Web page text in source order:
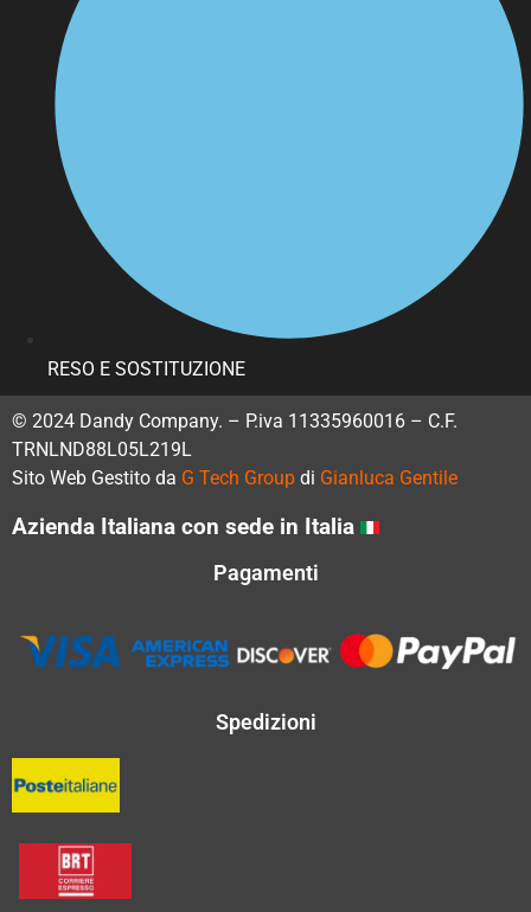
RESO E SOSTITUZIONE
© 2024 Dandy Company. – P.iva 11335960016 – C.F.
TRNLND88L05L219L
Sito Web Gestito da G Tech Group di Gianluca Gentile
Azienda Italiana con sede in Italia
Pagamenti
Spedizioni